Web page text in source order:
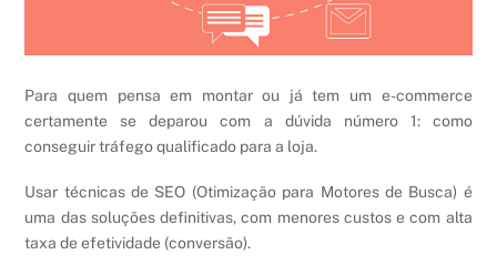
Para quem pensa em montar ou já tem um e-commerce
certamente se deparou com a dúvida número 1: como
conseguir tráfego qualificado para a loja.
Usar técnicas de SEO (Otimização para Motores de Busca) é
uma das soluções definitivas, com menores custos e com alta
taxa de efetividade (conversão).